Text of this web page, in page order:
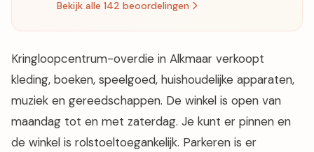
Bekijk alle 142 beoordelingen
Kringloopcentrum-overdie in Alkmaar verkoopt
kleding, boeken, speelgoed, huishoudelijke apparaten,
muziek en gereedschappen. De winkel is open van
maandag tot en met zaterdag. Je kunt er pinnen en
de winkel is rolstoeltoegankelijk. Parkeren is er